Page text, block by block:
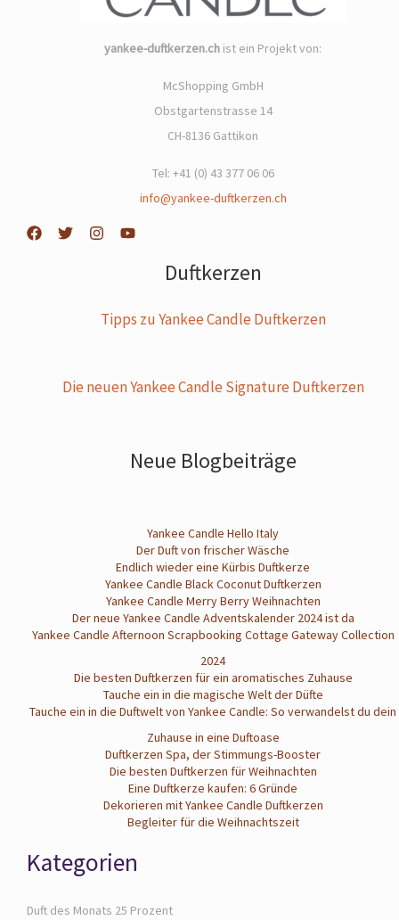
yankee-duftkerzen.ch ist ein Projekt von:
McShopping GmbH
Obstgartenstrasse 14
CH-8136 Gattikon
Tel: +41 (0) 43 377 06 06
info@yankee-duftkerzen.ch
Duftkerzen
Tipps zu Yankee Candle Duftkerzen
Die neuen Yankee Candle Signature Duftkerzen
Neue Blogbeiträge
Yankee Candle Hello Italy
Der Duft von frischer Wäsche
Endlich wieder eine Kürbis Duftkerze
Yankee Candle Black Coconut Duftkerzen
Yankee Candle Merry Berry Weihnachten
Der neue Yankee Candle Adventskalender 2024 ist da
Yankee Candle Afternoon Scrapbooking Cottage Gateway Collection
2024
Die besten Duftkerzen für ein aromatisches Zuhause
Tauche ein in die magische Welt der Düfte
Tauche ein in die Duftwelt von Yankee Candle: So verwandelst du dein
Zuhause in eine Duftoase
Duftkerzen Spa, der Stimmungs-Booster
Die besten Duftkerzen für Weihnachten
Eine Duftkerze kaufen: 6 Gründe
Dekorieren mit Yankee Candle Duftkerzen
Begleiter für die Weihnachtszeit
Kategorien
Duft des Monats 25 Prozent